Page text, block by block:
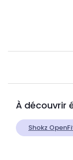
À découvrir
Shokz